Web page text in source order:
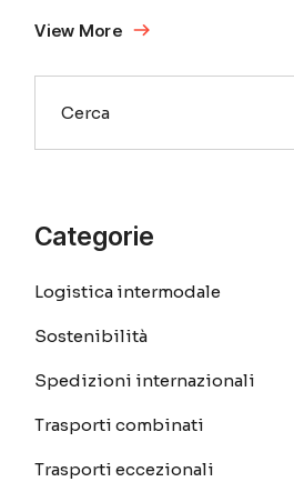
View More
Search
Categorie
Logistica intermodale
Sostenibilità
Spedizioni internazionali
Trasporti combinati
Trasporti eccezionali